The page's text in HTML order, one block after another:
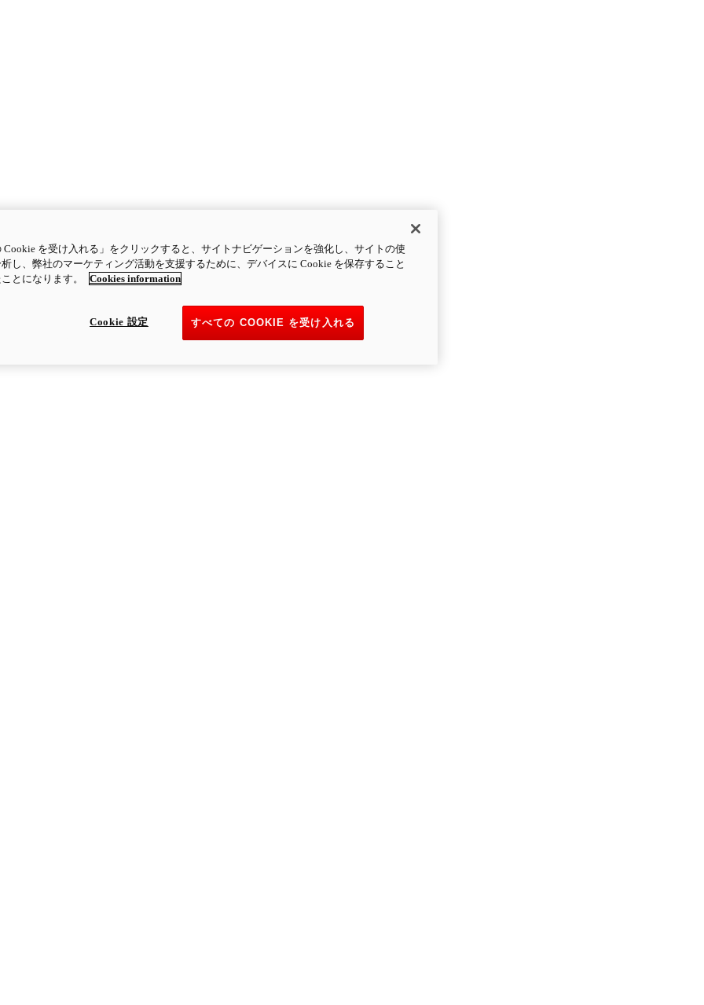
Cookie を受け入れる」をクリックすると、サイトナビゲーションを強化し、サイトの使
し、弊社のマーケティング活動を支援するために、デバイスに Cookie を保存すること
とになります。
Cookies information
すべての COOKIE を受け入れる
Cookie 設定